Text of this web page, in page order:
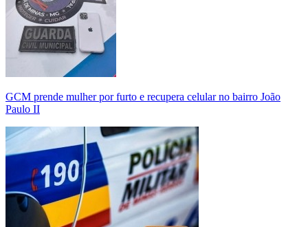
GCM prende mulher por furto e recupera celular no bairro João
Paulo II